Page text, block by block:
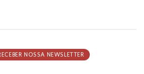
NOSSA NEWSLETTER